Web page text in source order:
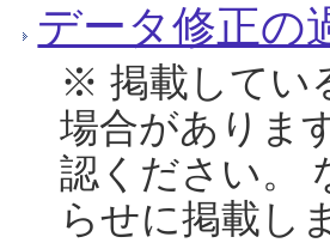
データ修正の
※ 掲載してい
場合がありま
認ください。
らせに掲載し